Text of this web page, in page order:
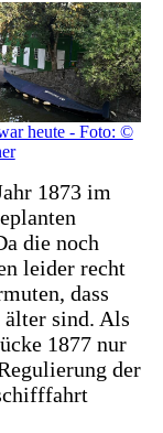
heute - Foto: ©
1873 im
die noch
leider recht
dass
älter sind. Als
1877 nur
der